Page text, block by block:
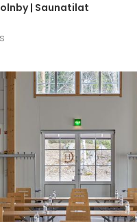
| Saunatilat